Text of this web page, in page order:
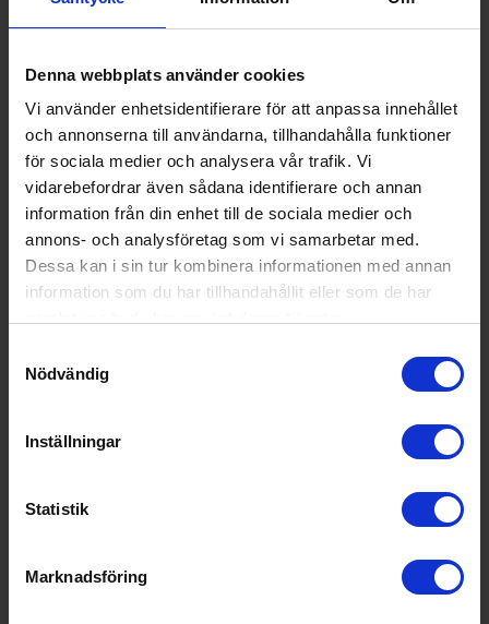
Denna webbplats använder cookies
Vi använder enhetsidentifierare för att anpassa innehållet
och annonserna till användarna, tillhandahålla funktioner
för sociala medier och analysera vår trafik. Vi
vidarebefordrar även sådana identifierare och annan
information från din enhet till de sociala medier och
annons- och analysföretag som vi samarbetar med.
Dessa kan i sin tur kombinera informationen med annan
information som du har tillhandahållit eller som de har
Nödvändig
Inställningar
Statistik
Marknadsföring
Offert?
Prata gärna med oss när du ska göra större inköp.
offert@hemmy.se
support@hemmy.se.
Vill du ha en offert på ett större inköp? Maila till